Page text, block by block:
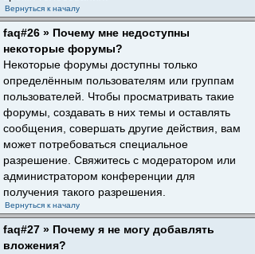
Вернуться к началу
faq#26 » Почему мне недоступны
некоторые форумы?
Некоторые форумы доступны только
определённым пользователям или группам
пользователей. Чтобы просматривать такие
форумы, создавать в них темы и оставлять
сообщения, совершать другие действия, вам
может потребоваться специальное
разрешение. Свяжитесь с модератором или
администратором конференции для
получения такого разрешения.
Вернуться к началу
faq#27 » Почему я не могу добавлять
вложения?